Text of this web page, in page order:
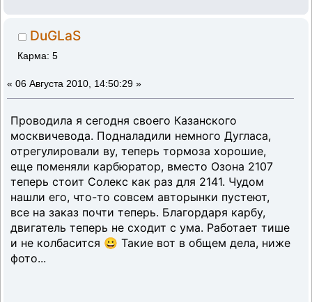
DuGLaS
Карма: 5
« 06 Августа 2010, 14:50:29 »
Проводила я сегодня своего Казанского
москвичевода. Подналадили немного Дугласа,
отрегулировали ву, теперь тормоза хорошие,
еще поменяли карбюратор, вместо Озона 2107
теперь стоит Солекс как раз для 2141. Чудом
нашли его, что-то совсем авторынки пустеют,
все на заказ почти теперь. Благордаря карбу,
двигатель теперь не сходит с ума. Работает тише
и не колбасится 😀 Такие вот в общем дела, ниже
фото...